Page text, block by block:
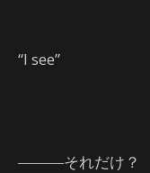
“I see”
―――それだけ？